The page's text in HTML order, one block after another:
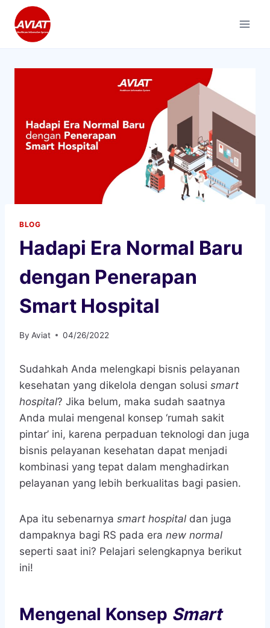
content
BLOG
Hadapi Era Normal Baru
dengan Penerapan
Smart Hospital
By Aviat 04/26/2022
Sudahkah Anda melengkapi bisnis pelayanan
kesehatan yang dikelola dengan solusi smart
hospital? Jika belum, maka sudah saatnya
Anda mulai mengenal konsep ‘rumah sakit
pintar’ ini, karena perpaduan teknologi dan juga
bisnis pelayanan kesehatan dapat menjadi
kombinasi yang tepat dalam menghadirkan
pelayanan yang lebih berkualitas bagi pasien.
Apa itu sebenarnya smart hospital dan juga
dampaknya bagi RS pada era new normal
seperti saat ini? Pelajari selengkapnya berikut
ini!
Mengenal Konsep Smart